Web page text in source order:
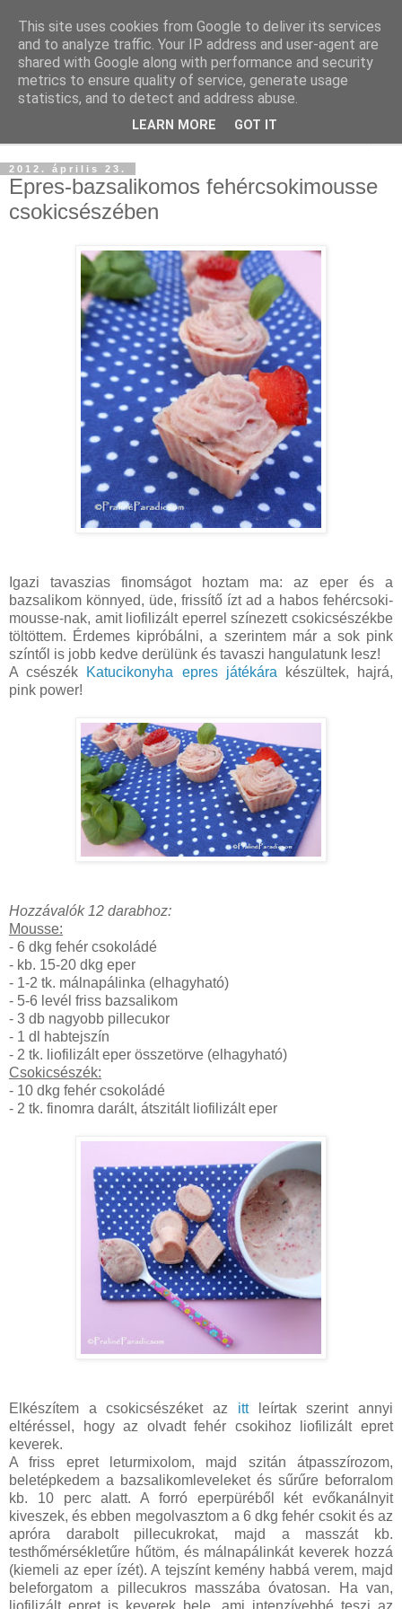
2012. április 23.
Epres-bazsalikomos fehércsokimousse
csokicsészében
Igazi tavaszias finomságot hoztam ma: az eper és a
bazsalikom könnyed, üde, frissítő ízt ad a habos fehércsoki-
mousse-nak, amit liofilizált eperrel színezett csokicsészékbe
töltöttem. Érdemes kipróbálni, a szerintem már a sok pink
színtől is jobb kedve derülünk és tavaszi hangulatunk lesz!
A csészék Katucikonyha epres játékára készültek, hajrá,
pink power!
Hozzávalók 12 darabhoz:
Mousse:
- 6 dkg fehér csokoládé
- kb. 15-20 dkg eper
- 1-2 tk. málnapálinka (elhagyható)
- 5-6 levél friss bazsalikom
- 3 db nagyobb pillecukor
- 1 dl habtejszín
- 2 tk. liofilizált eper összetörve (elhagyható)
Csokicsészék:
- 10 dkg fehér csokoládé
- 2 tk. finomra darált, átszitált liofilizált eper
Elkészítem a csokicsészéket az ittleírtak szerint annyi
eltéréssel, hogy az olvadt fehér csokihoz liofilizált epret
keverek.
A friss epret leturmixolom, majd szitán átpasszírozom,
beletépkedem a bazsalikomleveleket és sűrűre beforralom
kb. 10 perc alatt. A forró eperpüréből két evőkanálnyit
kiveszek, és ebben megolvasztom a 6 dkg fehér csokit és az
apróra darabolt pillecukrokat, majd a masszát kb.
testhőmérsékletűre hűtöm, és málnapálinkát keverek hozzá
(kiemeli az eper ízét). A tejszínt kemény habbá verem, majd
beleforgatom a pillecukros masszába óvatosan. Ha van,
This site uses cookies from Google to deliver its services
and to analyze traffic. Your IP address and user-agent are
shared with Google along with performance and security
metrics to ensure quality of service, generate usage
statistics, and to detect and address abuse.
LEARN MORE GOT IT